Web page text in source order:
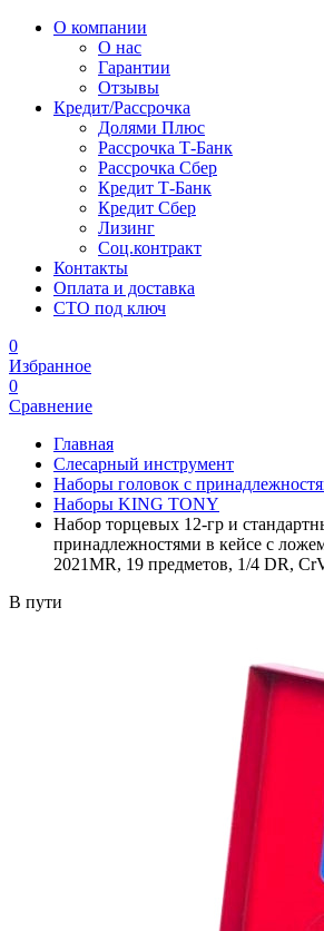
О компании
О нас
Гарантии
Отзывы
Кредит/Рассрочка
Долями Плюс
Рассрочка Т-Банк
Рассрочка Сбер
Кредит Т-Банк
Кредит Сбер
Лизинг
Соц.контракт
Контакты
Оплата и доставка
СТО под ключ
0
Избранное
0
Сравнение
Главная
Слесарный инструмент
Наборы головок с
Наборы KING TONY
Набор торцевых 12-гр и
принадлежностями в кейсе с
2021MR, 19 предметов, 1/4 DR,
В пути